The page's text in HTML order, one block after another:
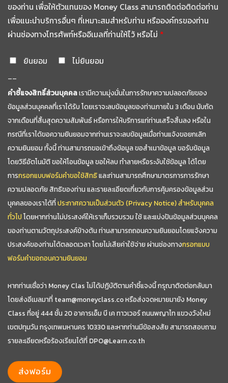
ของท่าน เพื่อให้ตัวแทนของ Money Class สามารถติดต่อติดต่อท่าน
เพื่อแนะนำบริการอื่นๆ ที่เหมาะสมสำหรับท่าน หรือองค์กรของท่าน
ผ่านช่องทางโทรศัพท์หรืออีเมลที่ท่านให้ไว้ หรือไม่ *
ยินยอม ไม่ยินยอม
--
คำชี้แจงสิทธิ์ส่วนบุคคลเรามีความมุ่งมั่นในการรักษาความปลอดภัยของ
ข้อมูลส่วนบุคคลที่เราได้รับ โดยเราจะลบข้อมูลของท่านภายใน 3 เดือน นับถัด
จากเดือนที่สิ้นสุดความสัมพันธ์ หรือการให้บริการแก่ท่านเสร็จสิ้นลง หรือใน
กรณีที่เราได้ขอความยินยอมจากท่านเราจะลบข้อมูลเมื่อท่านแจ้งขอยกเลิก
ความยินยอม ทั้งนี้ ท่านสามารถขอเข้าถึงข้อมูล ขอสำเนาข้อมูล ขอรับข้อมูล
โดยวิธีอัตโนมัติ ขอให้โอนข้อมูล ขอให้ลบ ทำลายหรือระงับใช้ข้อมูล ได้โดย
การกรอกแบบฟอร์มคำขอใช้สิทธิและท่านสามารถศึกษามาตรการการรักษา
ความปลอดภัย สิทธิของท่าน และรายละเอียดเกี่ยวกับการคุ้มครองข้อมูลส่วน
บุคคลของเราได้ที่ประกาศความเป็นส่วนตัว (Privacy Notice) สำหรับบุคคล
ทั่วไปโดยหากท่านไม่ประสงค์ให้เราเก็บรวบรวม ใช้ และแบ่งปันข้อมูลส่วนบุคคล
ของท่านตามวัตถุประสงค์ข้างต้น ท่านสามารถถอนความยินยอมโดยแจ้งความ
ประสงค์ของท่านได้ตลอดเวลา โดยไม่เสียค่าใช้จ่าย ผ่านช่องทางกรอกแบบ
ฟอร์มคำขอถอนความยินยอม
หากท่านเชื่อว่า Money Clas ไม่ได้ปฏิบัติตามคำชี้แจงนี้ กรุณาติดต่อกลับมา
โดยส่งอีเมลมาที่ team@moneyclass.coหรือส่งจดหมายมายัง Money
Class ที่อยู่ 444 ชั้น 20 อาคารเอ็ม บี เค ทาวเวอร์ ถนนพญาไท แขวงวังใหม่
เขตปทุมวัน กรุงเทพมหานคร 10330 และหากท่านมีข้อสงสัย สามารถสอบถาม
รายละเอียดหรือร้องเรียนได้ที่ DPO@Learn.co.th